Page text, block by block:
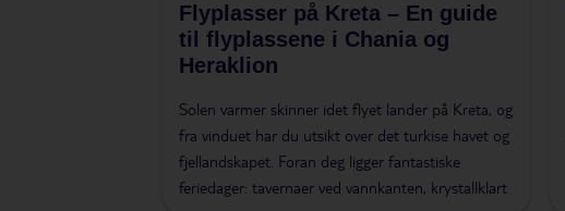
Flyplasser på Kreta – En guide
til flyplassene i Chania og
Heraklion
Solen varmer skinner idet flyet lander på Kreta, og
fra vinduet har du utsikt over det turkise havet og
fjellandskapet. Foran deg ligger fantastiske
feriedager: tavernaer ved vannkanten, krystallklart